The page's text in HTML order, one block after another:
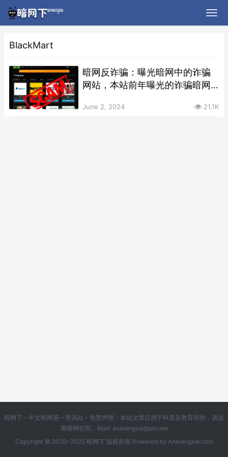
BlackMart
暗网反诈骗：曝光暗网中的诈骗
网站，本站前年曝光的诈骗暗网
June 2, 2024 21.1K
暗网下 - 中文暗网第一资讯站 - 免责声明：本站文章仅用于科普及教育目的，请远
离暗网犯罪。Mail: anwangxia@pm.me
Copyright © 2020-2025 暗网下 版权所有 Powered by Anwangxia.com